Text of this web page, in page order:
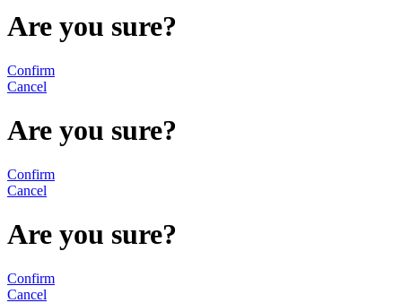
Are you sure?
Confirm
Cancel
Are you sure?
Confirm
Cancel
Are you sure?
Confirm
Cancel